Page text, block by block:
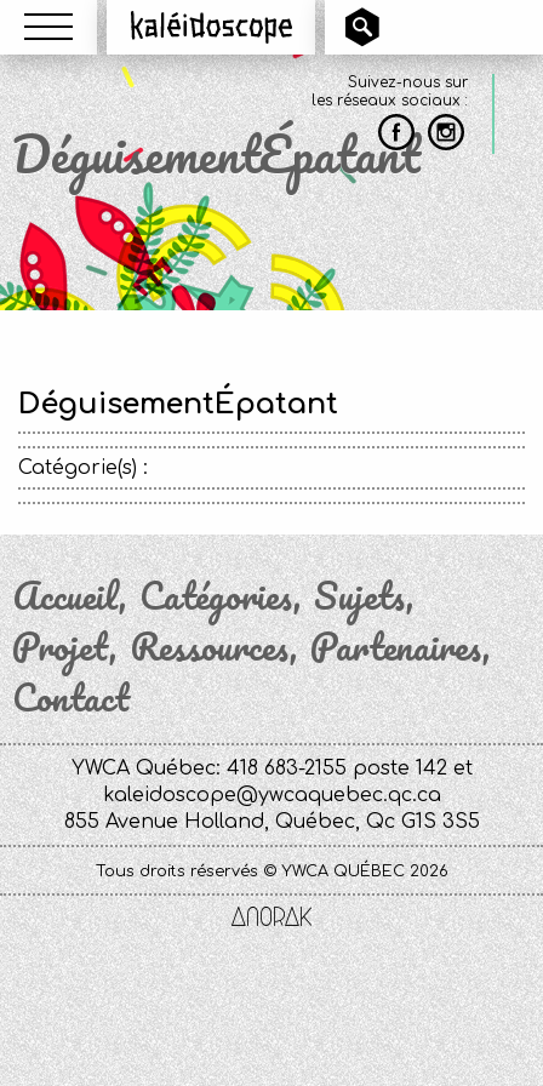
Menu Kaléidoscope
Suivez-nous sur
les réseaux sociaux :
DéguisementÉpatant
DéguisementÉpatant
Catégorie(s) :
Accueil Catégories Sujets
Projet Ressources Partenaires
Contact
YWCA Québec: 418 683-2155 poste 142 et
kaleidoscope@ywcaquebec.qc.ca
855 Avenue Holland, Québec, Qc G1S 3S5
Tous droits réservés © YWCA QUÉBEC 2026
Anorak
Studio